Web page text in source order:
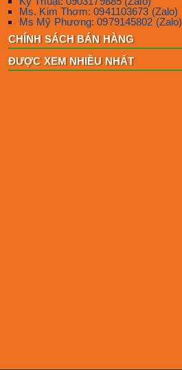
Ms. Kim Thơm: 0941103673 (Zalo)
Ms Mỹ Phương: 0979145802 (Zalo)
CHÍNH SÁCH BÁN HÀNG
ĐƯỢC XEM NHIỀU NHẤT